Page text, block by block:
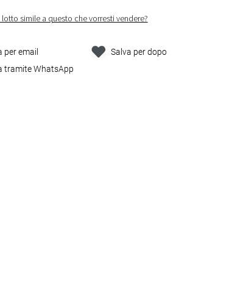
lotto simile a questo che vorresti vendere?
per email
tramite WhatsApp
Salva per dopo